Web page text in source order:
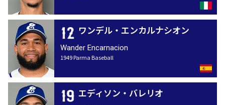
ワンデル・エンカルナシオン
Wander Encarnacion
1949 Parma Baseball
エディソン・バレリオ